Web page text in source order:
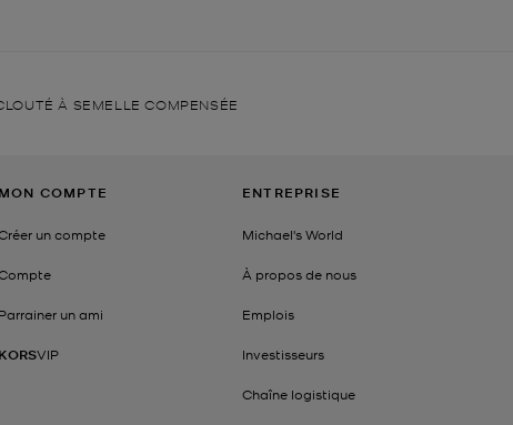
À SEMELLE COMPENSÉE
MON COMPTE
un compte
Parrainer un ami
KORSVIP
ENTREPRISE
Michael's World
À propos de nous
Emplois
Investisseurs
Chaîne logistique